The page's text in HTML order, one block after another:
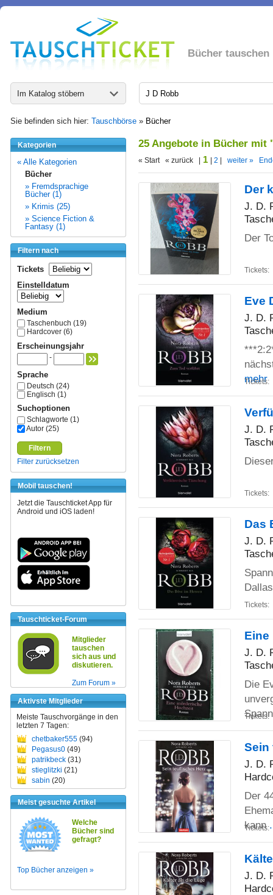
Bücher tauschen
Im Katalog stöbern
Sie befinden sich hier: Tauschbörse » Bücher
Kategorien
« Alle Kategorien
Bücher
» Fremdsprachige
Bücher (1)
» Krimis (25)
» Science Fiction &
Fantasy (1)
Filtern nach
Tickets
Einstelldatum
Medium
Taschenbuch (19)
Hardcover (6)
Erscheinungsjahr
-
Sprache
Deutsch (24)
Englisch (1)
Suchoptionen
Schlagworte (1)
Autor (25)
Filtern
Filter zurücksetzen
Mobil tauschen!
Jetzt die Tauschticket App für
Android und iOS laden!
Tauschticket-Forum
Mitglieder
tauschen
sich aus und
diskutieren.
Zum Forum »
Aktivste Mitglieder
Meiste Tauschvorgänge in den
letzten 7 Tagen:
chetbaker555 (94)
Pegasus0 (49)
patrikbeck (31)
stieglitzki (21)
sabin (20)
Meist gesuchte Artikel
Welche
Bücher sind
gefragt?
Top Bücher anzeigen »
25 Angebote in Bücher mit
« Start « zurück | 1 2 weiter »
Der
J. D.
Der
Tickets:
Eve
J. D.
mehr
Tickets:
J. D.
Tickets:
Das
J. D.
Tickets:
Eine
J. D.
Die
Tickets:
Sein
J. D.
Der
kann
Tickets:
J. D.